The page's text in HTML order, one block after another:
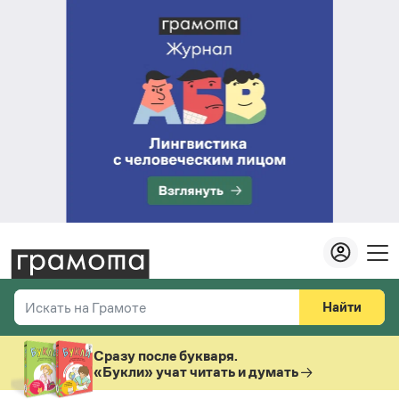
Искать на Грамоте
Справочная служба
Найти
Везде